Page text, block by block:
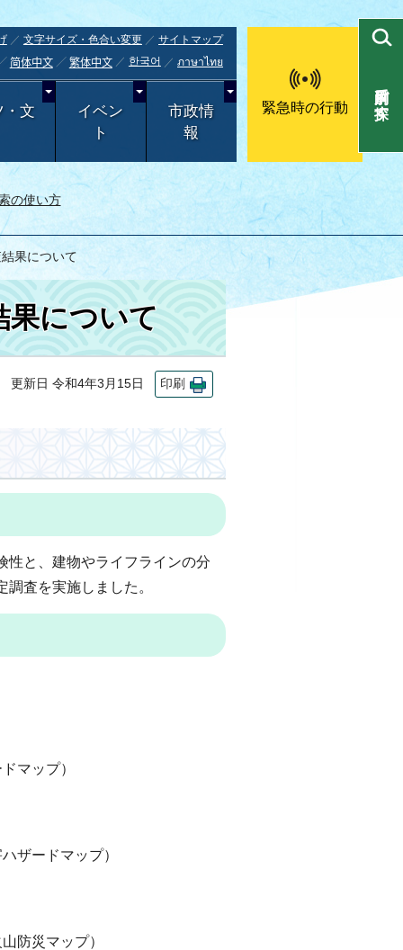
文字サイズ・色合い変更
サイトマップ
简体中文 繁体中文 한국어 ภาษาไทย
・文
イベン
ト
市政情
報
緊急時の行動
の使い方
目的別で探す
果について
果について
更新日 令和4年3月15日 印刷
と、建物やライフラインの分
査を実施しました。
マップ）
ザードマップ）
防災マップ）